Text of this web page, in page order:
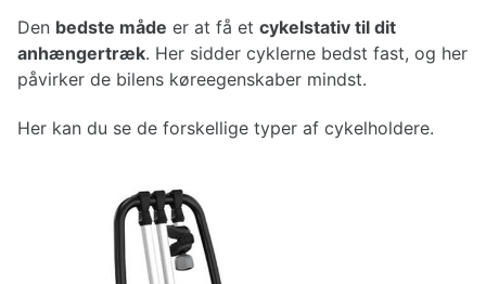
Den bedste måde er at få et cykelstativ til dit
anhængertræk. Her sidder cyklerne bedst fast, og her
påvirker de bilens køreegenskaber mindst.
Her kan du se de forskellige typer af cykelholdere.